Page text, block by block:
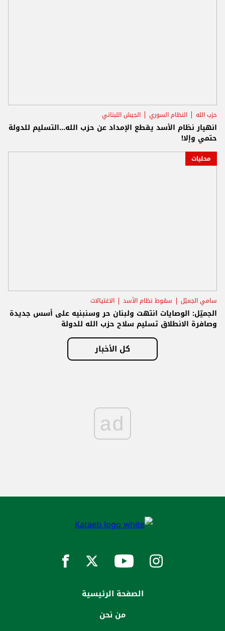
حزب الله النظام السوري الجيش اللبناني
انهيار نظام الأسد يقطع الإمداد عن حزب الله...التسليم للدولة
حتمي وإلا!
محليات
سامي الجميّل سقوط نظام الأسد الاغتيالات
الجميّل: الوصايات انتهت ولبنان حر وسنبنيه على أسس جديدة
وصافرة الانطلاق تسليم سلاح حزب الله للدولة
كل الأخبار
ad
الصفحة الرئيسية
من نحن